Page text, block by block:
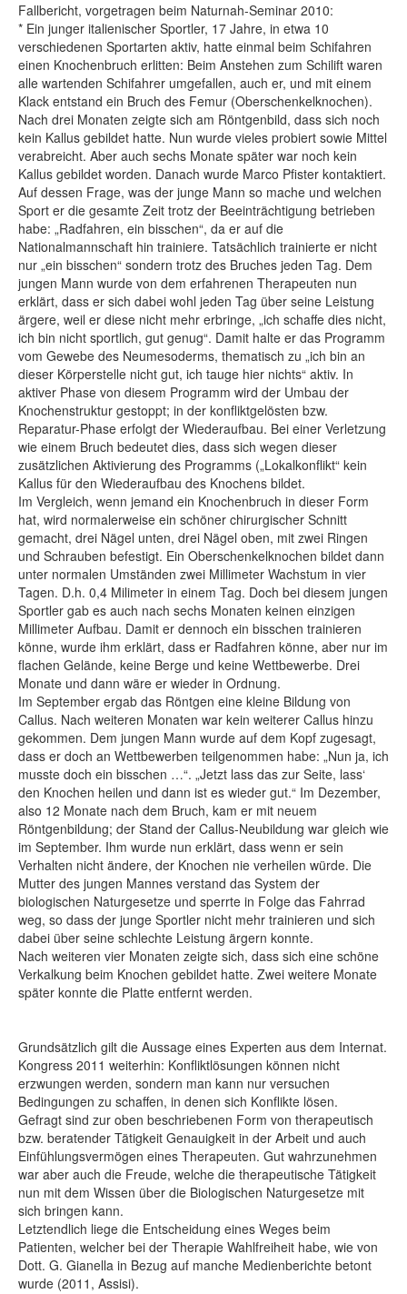
Fallbericht, vorgetragen beim Naturnah-Seminar 2010:
* Ein junger italienischer Sportler, 17 Jahre, in etwa 10
verschiedenen Sportarten aktiv, hatte einmal beim Schifahren
einen Knochenbruch erlitten: Beim Anstehen zum Schilift waren
alle wartenden Schifahrer umgefallen, auch er, und mit einem
Klack entstand ein Bruch des Femur (Oberschenkelknochen).
Nach drei Monaten zeigte sich am Röntgenbild, dass sich noch
kein Kallus gebildet hatte. Nun wurde vieles probiert sowie Mittel
verabreicht. Aber auch sechs Monate später war noch kein
Kallus gebildet worden. Danach wurde Marco Pfister kontaktiert.
Auf dessen Frage, was der junge Mann so mache und welchen
Sport er die gesamte Zeit trotz der Beeinträchtigung betrieben
habe: „Radfahren, ein bisschen“, da er auf die
Nationalmannschaft hin trainiere. Tatsächlich trainierte er nicht
nur „ein bisschen“ sondern trotz des Bruches jeden Tag. Dem
jungen Mann wurde von dem erfahrenen Therapeuten nun
erklärt, dass er sich dabei wohl jeden Tag über seine Leistung
ärgere, weil er diese nicht mehr erbringe, „ich schaffe dies nicht,
ich bin nicht sportlich, gut genug“. Damit halte er das Programm
vom Gewebe des Neumesoderms, thematisch zu „ich bin an
dieser Körperstelle nicht gut, ich tauge hier nichts“ aktiv. In
aktiver Phase von diesem Programm wird der Umbau der
Knochenstruktur gestoppt; in der konfliktgelösten bzw.
Reparatur-Phase erfolgt der Wiederaufbau. Bei einer Verletzung
wie einem Bruch bedeutet dies, dass sich wegen dieser
zusätzlichen Aktivierung des Programms („Lokalkonflikt“ kein
Kallus für den Wiederaufbau des Knochens bildet.
Im Vergleich, wenn jemand ein Knochenbruch in dieser Form
hat, wird normalerweise ein schöner chirurgischer Schnitt
gemacht, drei Nägel unten, drei Nägel oben, mit zwei Ringen
und Schrauben befestigt. Ein Oberschenkelknochen bildet dann
unter normalen Umständen zwei Millimeter Wachstum in vier
Tagen. D.h. 0,4 Milimeter in einem Tag. Doch bei diesem jungen
Sportler gab es auch nach sechs Monaten keinen einzigen
Millimeter Aufbau. Damit er dennoch ein bisschen trainieren
könne, wurde ihm erklärt, dass er Radfahren könne, aber nur im
flachen Gelände, keine Berge und keine Wettbewerbe. Drei
Monate und dann wäre er wieder in Ordnung.
Im September ergab das Röntgen eine kleine Bildung von
Callus. Nach weiteren Monaten war kein weiterer Callus hinzu
gekommen. Dem jungen Mann wurde auf dem Kopf zugesagt,
dass er doch an Wettbewerben teilgenommen habe: „Nun ja, ich
musste doch ein bisschen …“. „Jetzt lass das zur Seite, lass‘
den Knochen heilen und dann ist es wieder gut.“ Im Dezember,
also 12 Monate nach dem Bruch, kam er mit neuem
Röntgenbildung; der Stand der Callus-Neubildung war gleich wie
im September. Ihm wurde nun erklärt, dass wenn er sein
Verhalten nicht ändere, der Knochen nie verheilen würde. Die
Mutter des jungen Mannes verstand das System der
biologischen Naturgesetze und sperrte in Folge das Fahrrad
weg, so dass der junge Sportler nicht mehr trainieren und sich
dabei über seine schlechte Leistung ärgern konnte.
Nach weiteren vier Monaten zeigte sich, dass sich eine schöne
Verkalkung beim Knochen gebildet hatte. Zwei weitere Monate
später konnte die Platte entfernt werden.
Grundsätzlich gilt die Aussage eines Experten aus dem Internat.
Kongress 2011 weiterhin: Konfliktlösungen können nicht
erzwungen werden, sondern man kann nur versuchen
Bedingungen zu schaffen, in denen sich Konflikte lösen.
Gefragt sind zur oben beschriebenen Form von therapeutisch
bzw. beratender Tätigkeit Genauigkeit in der Arbeit und auch
Einfühlungsvermögen eines Therapeuten. Gut wahrzunehmen
war aber auch die Freude, welche die therapeutische Tätigkeit
nun mit dem Wissen über die Biologischen Naturgesetze mit
sich bringen kann.
Letztendlich liege die Entscheidung eines Weges beim
Patienten, welcher bei der Therapie Wahlfreiheit habe, wie von
Dott. G. Gianella in Bezug auf manche Medienberichte betont
wurde (2011, Assisi).